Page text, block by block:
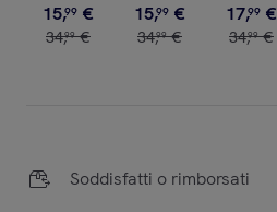
15,99 €
34,99 €
15,99 €
34,99 €
17,99 €
34,99 €
Soddisfatti o rimborsati